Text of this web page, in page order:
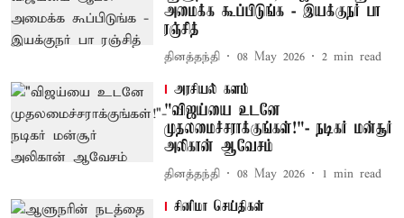
அமைக்க கூப்பிடுங்க - இயக்குநர் பா
ரஞ்சித்
தினத்தந்தி 08 May 2026 2 min read
அரசியல் களம்
"விஜய்யை உடனே
முதலமைச்சராக்குங்கள்!"- நடிகர் மன்சூர்
அலிகான் ஆவேசம்
தினத்தந்தி 08 May 2026 1 min read
சினிமா செய்திகள்